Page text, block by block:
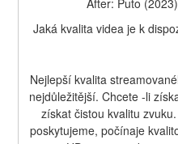
Jaká kvalita videa je k
Nejlepší kvalita
nejdůležitější. Chcete -li
získat čistou kvalitu
poskytujeme, počínaje